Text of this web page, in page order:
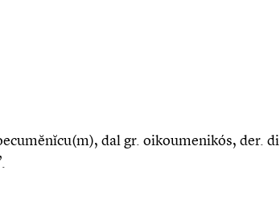
dal gr. oikoumenikós, der. di